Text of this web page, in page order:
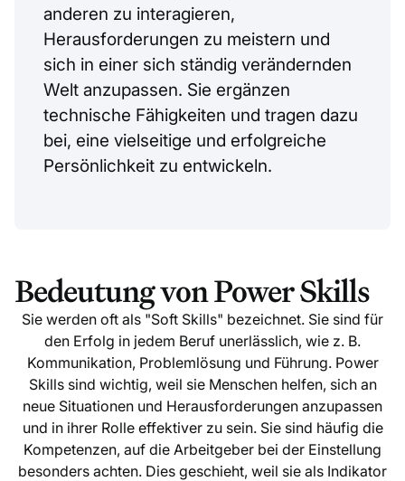
anderen zu interagieren,
Herausforderungen zu meistern und
sich in einer sich ständig verändernden
Welt anzupassen. Sie ergänzen
technische Fähigkeiten und tragen dazu
bei, eine vielseitige und erfolgreiche
Persönlichkeit zu entwickeln.
Bedeutung von Power Skills
Sie werden oft als "Soft Skills" bezeichnet. Sie sind für
den Erfolg in jedem Beruf unerlässlich, wie z. B.
Kommunikation, Problemlösung und Führung. Power
Skills sind wichtig, weil sie Menschen helfen, sich an
neue Situationen und Herausforderungen anzupassen
und in ihrer Rolle effektiver zu sein. Sie sind häufig die
Kompetenzen, auf die Arbeitgeber bei der Einstellung
besonders achten. Dies geschieht, weil sie als Indikator